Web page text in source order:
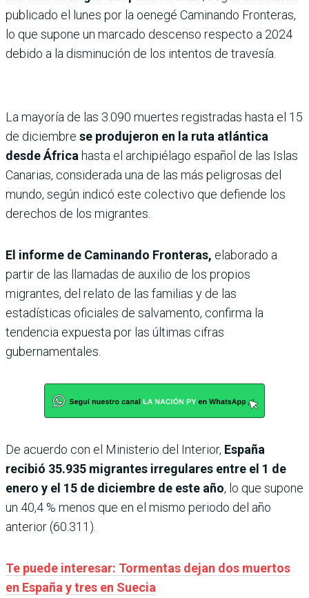
publicado el lunes por la oenegé Caminando Fronteras,
lo que supone un marcado descenso respecto a 2024
debido a la disminución de los intentos de travesía.
La mayoría de las 3.090 muertes registradas hasta el 15
de diciembre se produjeron en la ruta atlántica
desde África hasta el archipiélago español de las Islas
Canarias, considerada una de las más peligrosas del
mundo, según indicó este colectivo que defiende los
derechos de los migrantes.
El informe de Caminando Fronteras, elaborado a
partir de las llamadas de auxilio de los propios
migrantes, del relato de las familias y de las
estadísticas oficiales de salvamento, confirma la
tendencia expuesta por las últimas cifras
gubernamentales.
De acuerdo con el Ministerio del Interior, España
recibió 35.935 migrantes irregulares entre el 1 de
enero y el 15 de diciembre de este año, lo que supone
un 40,4 % menos que en el mismo periodo del año
anterior (60.311).
Te puede interesar: Tormentas dejan dos muertos
en España y tres en Suecia